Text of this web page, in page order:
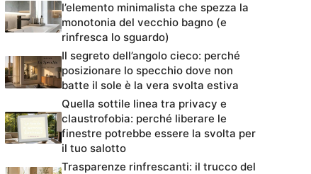
l’elemento minimalista che spezza la
monotonia del vecchio bagno (e
rinfresca lo sguardo)
Il segreto dell’angolo cieco: perché
posizionare lo specchio dove non
batte il sole è la vera svolta estiva
Quella sottile linea tra privacy e
claustrofobia: perché liberare le
finestre potrebbe essere la svolta per
il tuo salotto
Trasparenze rinfrescanti: il trucco del